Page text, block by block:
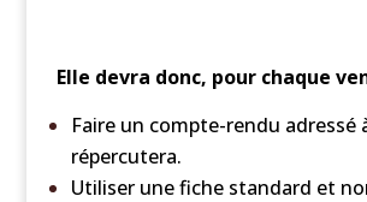
Elle devra donc, pour chaque
Faire un compte-rendu adressé
répercutera.
Utiliser une fiche standard et